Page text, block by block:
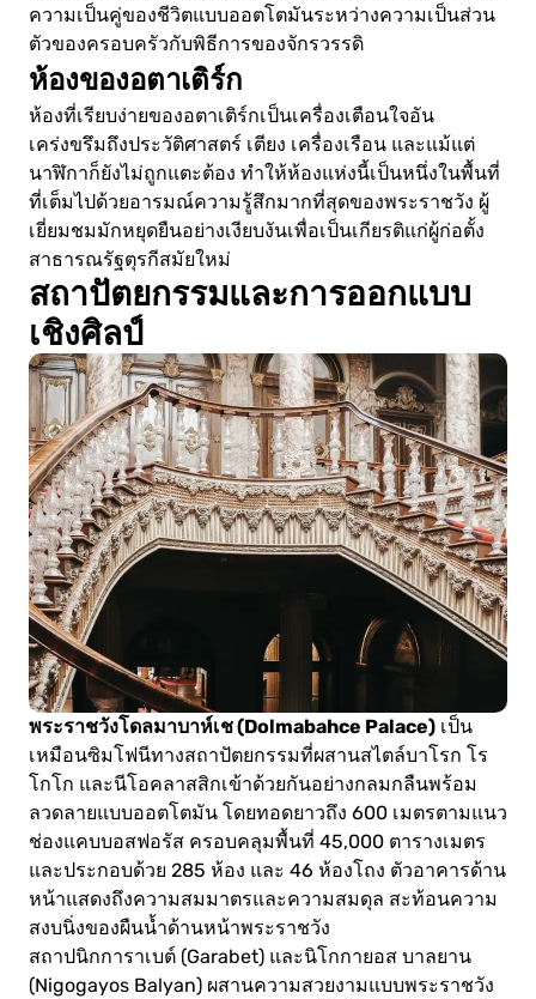
ความเป็นคู่ของชีวิตแบบออตโตมันระหว่างความเป็นส่วน
ตัวของครอบครัวกับพิธีการของจักรวรรดิ
ห้องของอตาเติร์ก
ห้องที่เรียบง่ายของอตาเติร์กเป็นเครื่องเตือนใจอัน
เคร่งขรึมถึงประวัติศาสตร์ เตียง เครื่องเรือน และแม้แต่
นาฬิกาก็ยังไม่ถูกแตะต้อง ทำให้ห้องแห่งนี้เป็นหนึ่งในพื้นที่
ที่เต็มไปด้วยอารมณ์ความรู้สึกมากที่สุดของพระราชวัง ผู้
เยี่ยมชมมักหยุดยืนอย่างเงียบงันเพื่อเป็นเกียรติแก่ผู้ก่อตั้ง
สาธารณรัฐตุรกีสมัยใหม่
สถาปัตยกรรมและการออกแบบ
เชิงศิลป์
พระราชวังโดลมาบาห์เช (Dolmabahce Palace) เป็น
เหมือนซิมโฟนีทางสถาปัตยกรรมที่ผสานสไตล์บาโรก โร
โกโก และนีโอคลาสสิกเข้าด้วยกันอย่างกลมกลืนพร้อม
ลวดลายแบบออตโตมัน โดยทอดยาวถึง 600 เมตรตามแนว
ช่องแคบบอสฟอรัส ครอบคลุมพื้นที่ 45,000 ตารางเมตร
และประกอบด้วย 285 ห้อง และ 46 ห้องโถง ตัวอาคารด้าน
หน้าแสดงถึงความสมมาตรและความสมดุล สะท้อนความ
สงบนิ่งของผืนน้ำด้านหน้าพระราชวัง
สถาปนิกการาเบต์ (Garabet) และนิโกกายอส บาลยาน
(Nigogayos Balyan) ผสานความสวยงามแบบพระราชวัง